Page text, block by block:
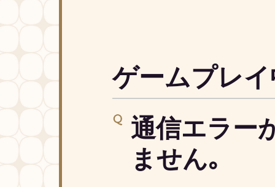
ゲームプレ
通信エラー
ません｡